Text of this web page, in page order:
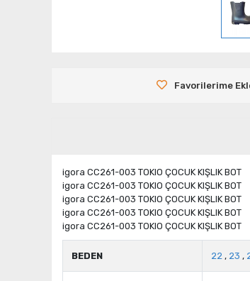
Favorilerime
igora CC261-003 TOKIO ÇOCUK KIŞLIK BOT
igora CC261-003 TOKIO ÇOCUK KIŞLIK BOT
igora CC261-003 TOKIO ÇOCUK KIŞLIK BOT
igora CC261-003 TOKIO ÇOCUK KIŞLIK BOT
igora CC261-003 TOKIO ÇOCUK KIŞLIK BOT
BEDEN 22 , 23 ,